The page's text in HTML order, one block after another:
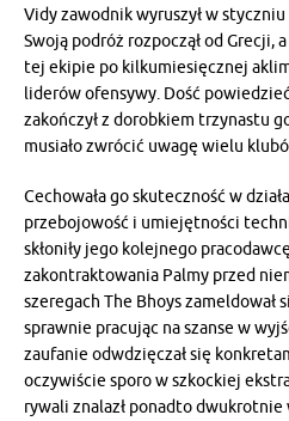
Vidy zawodnik wyruszył w
Swoją podróż rozpoczął od Grecji,
tej ekipie po kilkumiesięcznej
liderów ofensywy. Dość
zakończył z dorobkiem trzynastu
musiało zwrócić uwagę wielu
Cechowała go skuteczność w
przebojowość i umiejętności
skłoniły jego kolejnego
zakontraktowania Palmy przed
szeregach The Bhoys zameldował
sprawnie pracując na szanse w
zaufanie odwdzięczał się
oczywiście sporo w szkockiej
rywali znalazł ponadto